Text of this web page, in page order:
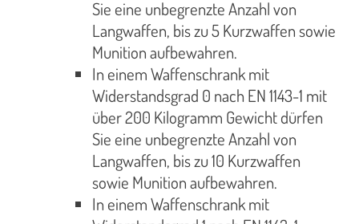
Sie eine unbegrenzte Anzahl von
Langwaffen, bis zu 5 Kurzwaffen sowie
Munition aufbewahren.
In einem Waffenschrank mit
Widerstandsgrad 0 nach EN 1143-1 mit
über 200 Kilogramm Gewicht dürfen
Sie eine unbegrenzte Anzahl von
Langwaffen, bis zu 10 Kurzwaffen
sowie Munition aufbewahren.
In einem Waffenschrank mit